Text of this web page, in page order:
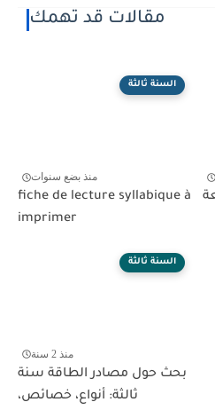
مقالات قد تهمك
السنة ثالثة
منذ بضع سنوات
fiche de lecture syllabique à
imprimer
السنة ثالثة
منذ 2 سنة
بحث حول مصادر الطاقة سنة
ثالثة: أنواع، خصائص،